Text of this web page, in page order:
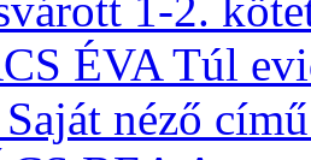
1-2.
ÉVA Túl
néző